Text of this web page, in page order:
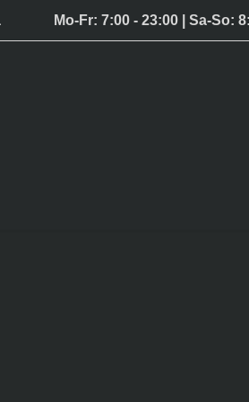
Mo-Fr: 7:00 - 23:00 | Sa-So: